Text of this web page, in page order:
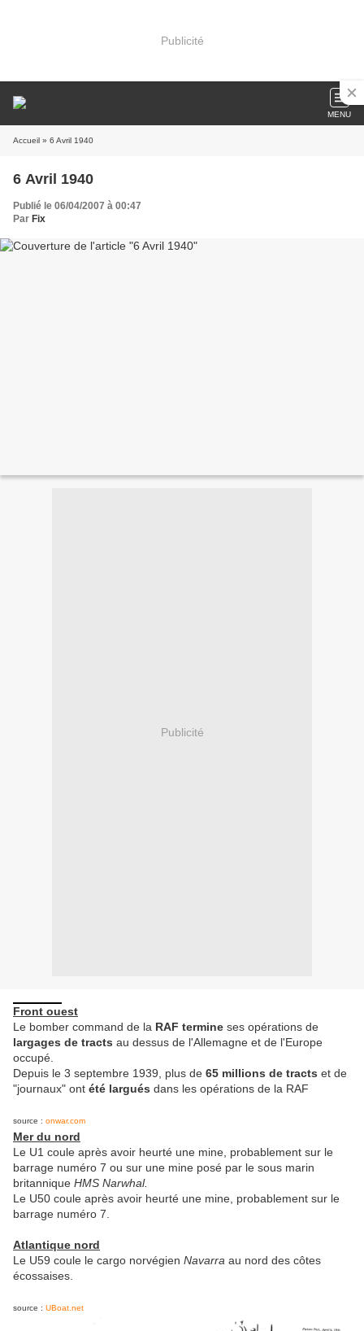
Publicité
MENU
Accueil » 6 Avril 1940
6 Avril 1940
Publié le 06/04/2007 à 00:47
Par Fix
Publicité
Front ouest
Le bomber command de la RAF termine ses opérations de
largages de tracts au dessus de l'Allemagne et de l'Europe
occupé.
Depuis le 3 septembre 1939, plus de 65 millions de tracts et de
"journaux" ont été largués dans les opérations de la RAF
source : onwar.com
Mer du nord
Le U1 coule après avoir heurté une mine, probablement sur le
barrage numéro 7 ou sur une mine posé par le sous marin
britannique HMS Narwhal.
Le U50 coule après avoir heurté une mine, probablement sur le
barrage numéro 7.
Atlantique nord
Le U59 coule le cargo norvégien Navarra au nord des côtes
écossaises.
source : UBoat.net